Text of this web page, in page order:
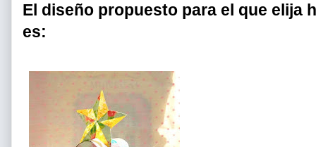
El diseño propuesto para el que elija
es: